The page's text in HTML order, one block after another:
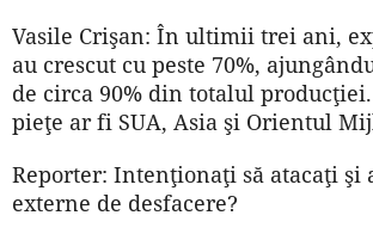
Vasile Crişan: În ultimii trei ani,
au crescut cu peste 70%,
de circa 90% din totalul
pieţe ar fi SUA, Asia şi Orientul
Reporter: Intenţionaţi să atacaţi şi
externe de desfacere?